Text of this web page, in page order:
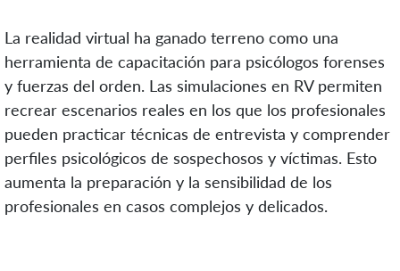
La realidad virtual ha ganado terreno como una
herramienta de capacitación para psicólogos forenses
y fuerzas del orden. Las simulaciones en RV permiten
recrear escenarios reales en los que los profesionales
pueden practicar técnicas de entrevista y comprender
perfiles psicológicos de sospechosos y víctimas. Esto
aumenta la preparación y la sensibilidad de los
profesionales en casos complejos y delicados.